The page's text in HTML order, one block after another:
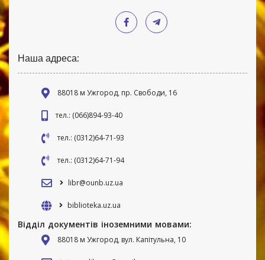
Наша адреса:
88018 м Ужгород, пр. Свободи, 16
тел.: (066)894-93-40
тел.: (0312)64-71-93
тел.: (0312)64-71-94
libr@ounb.uz.ua
biblioteka.uz.ua
Відділ документів іноземними мовами:
88018 м Ужгород, вул. Капітульна, 10